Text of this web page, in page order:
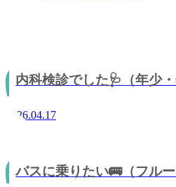
内科検診でした🩺（年少・
2026.04.17
バスに乗りたい🚌（フルー